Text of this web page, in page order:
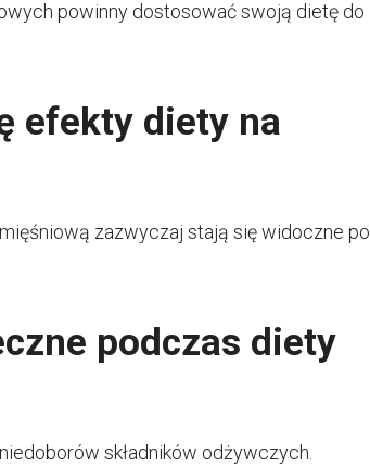
powinny dostosować swoją dietę do
efekty diety na
zazwyczaj stają się widoczne po
podczas diety
składników odżywczych.